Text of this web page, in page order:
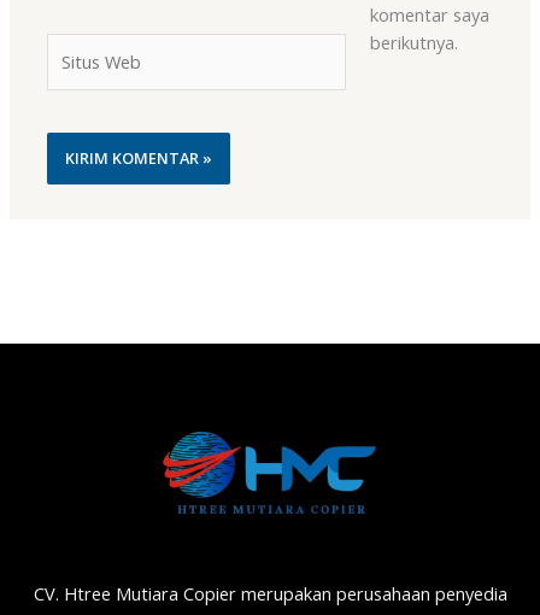
Web
komentar saya
berikutnya.
CV. Htree Mutiara Copier merupakan perusahaan penyedia